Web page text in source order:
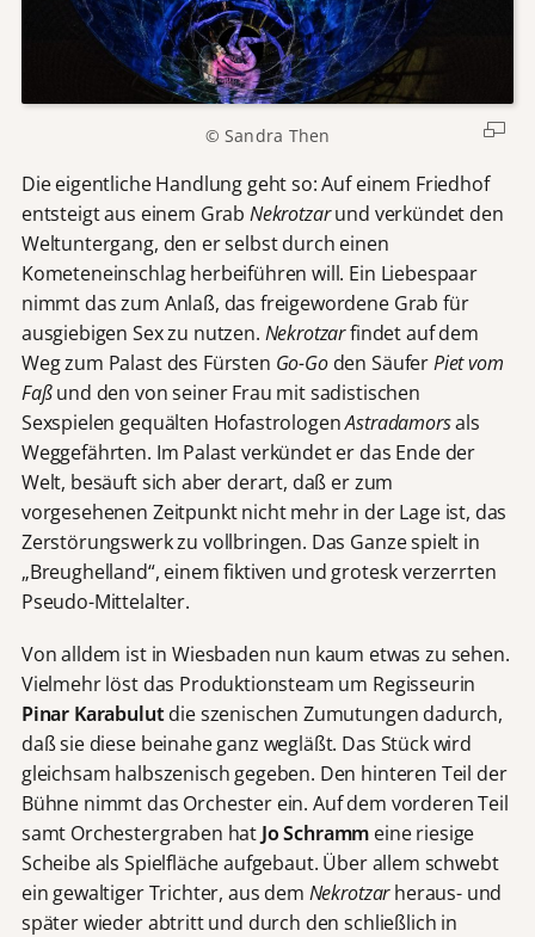
© Sandra Then
Die eigentliche Handlung geht so: Auf einem Friedhof
entsteigt aus einem Grab Nekrotzarund verkündet den
Weltuntergang, den er selbst durch einen
Kometeneinschlag herbeiführen will. Ein Liebespaar
nimmt das zum Anlaß, das freigewordene Grab für
ausgiebigen Sex zu nutzen. Nekrotzarfindet auf dem
Weg zum Palast des Fürsten Go-Goden SäuferPiet vom
Faßund den von seiner Frau mit sadistischen
Sexspielen gequälten HofastrologenAstradamorsals
Weggefährten. Im Palast verkündet er das Ende der
Welt, besäuft sich aber derart, daß er zum
vorgesehenen Zeitpunkt nicht mehr in der Lage ist, das
Zerstörungswerk zu vollbringen. Das Ganze spielt in
„Breughelland“, einem fiktiven und grotesk verzerrten
Pseudo-Mittelalter.
Von alldem ist in Wiesbaden nun kaum etwas zu sehen.
Vielmehr löst das Produktionsteam um Regisseurin
Pinar Karabulutdie szenischen Zumutungen dadurch,
daß sie diese beinahe ganz wegläßt. Das Stück wird
gleichsam halbszenisch gegeben. Den hinteren Teil der
Bühne nimmt das Orchester ein. Auf dem vorderen Teil
samt Orchestergraben hat Jo Schramm eine riesige
Scheibe als Spielfläche aufgebaut. Über allem schwebt
ein gewaltiger Trichter, aus dem Nekrotzarheraus- und
später wieder abtritt und durch den schließlich in